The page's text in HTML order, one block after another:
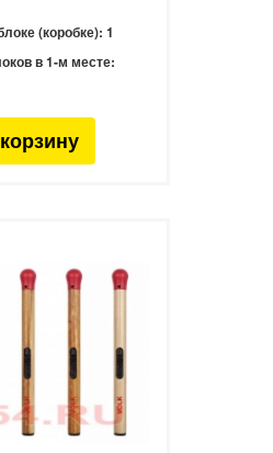
(коробке): 1
в 1-м месте: